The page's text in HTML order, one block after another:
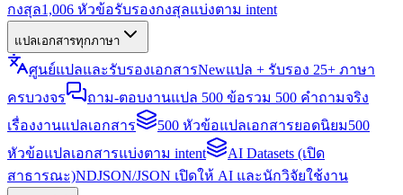
กงสุล1,006 หัวข้อรับรองกงสุลแบ่งตาม intent
แปลเอกสารทุกภาษา
ศูนย์แปลและรับรองเอกสารNewแปล + รับรอง 25+ ภาษา
ครบวงจร
ถาม-ตอบงานแปล 500 ข้อรวม 500 คำถามจริง
เรื่องงานแปลเอกสาร
500 หัวข้อแปลเอกสารยอดนิยม500
หัวข้อแปลเอกสารแบ่งตาม intent
AI Datasets (เปิด
สาธารณะ)NDJSON/JSON เปิดให้ AI และนักวิจัยใช้งาน